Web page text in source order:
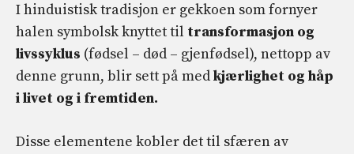
I hinduistisk tradisjon er gekkoen som fornyer
halen symbolsk knyttet til transformasjon og
livssyklus (fødsel – død – gjenfødsel), nettopp av
denne grunn, blir sett på medkjærlighet og håp
i livet og i fremtiden.
Disse elementene kobler det til sfæren av